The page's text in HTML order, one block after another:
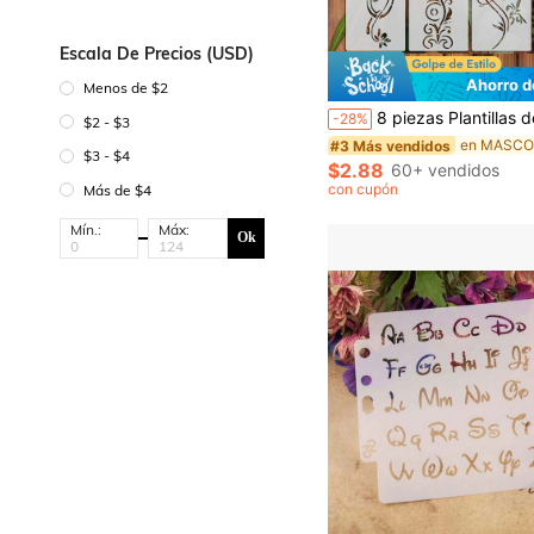
Escala De Precios (USD)
Menos de $2
$2 - $3
$3 - $4
Más de $4
Mín.: Máx: Ok
Ahorro
-28% 8 piezas Plantillas de estarcido con diseño floral, brocado, para pintar paredes y muebles. Se proporcionan 2 tamaños para satisfacer sus necesidades creativas. Plantillas de pintura lavables, flexibles y reutilizables, adecuadas para papel, decoración del hogar,
#3 Más vendidos
$2.88 60+ vendidos
con cupón